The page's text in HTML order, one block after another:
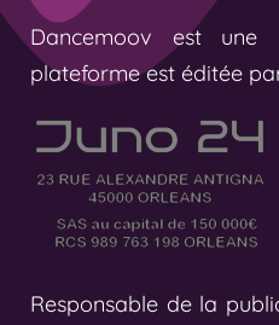
Dancemoov est une
plateforme est éditée
Responsable de la